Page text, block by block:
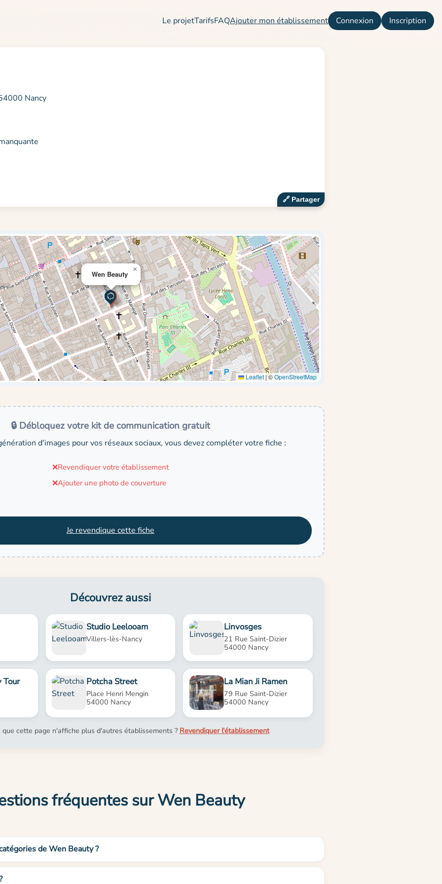
Le projetTarifsFAQAjouter mon établissement Connexion Inscription
Nancy
🔗‍️ Partager
Wen Beauty
×
Leaflet |©OpenStreetMap
🔒 Débloquez votre kit de communication gratuit
d'images pour vos réseaux sociaux, vous devez compléter votre fiche :
❌Revendiquer votre établissement
❌Ajouter une photo de couverture
Je revendique cette fiche
Découvrez aussi
Studio Leelooam
Villers-lès-Nancy
Linvosges
21 Rue Saint-Dizier
54000 Nancy
Tour Potcha Street
Place Henri Mengin
54000 Nancy
La Mian Ji Ramen
79 Rue Saint-Dizier
54000 Nancy
que cette page n'affiche plus d'autres établissements ? Revendiquer l'établissement
fréquentes sur Wen Beauty
de Wen Beauty ?